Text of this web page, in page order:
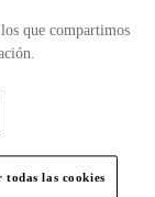
que compartimos
todas las cookies